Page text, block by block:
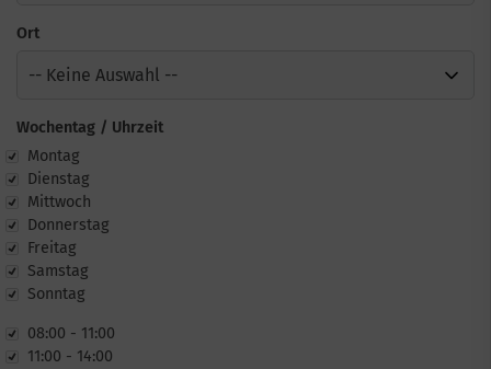
Ort
Wochentag / Uhrzeit
Montag
Dienstag
Mittwoch
Donnerstag
Freitag
Samstag
Sonntag
08:00 - 11:00
11:00 - 14:00